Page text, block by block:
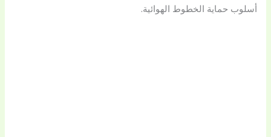
أسلوب حماية الخطوط الهوائية.